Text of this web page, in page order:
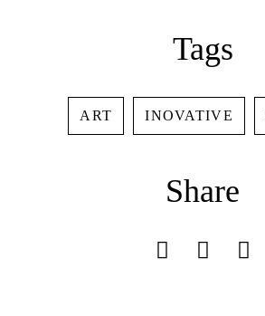
Tags
ART INOVATIVE
Share
Don’t have an account?